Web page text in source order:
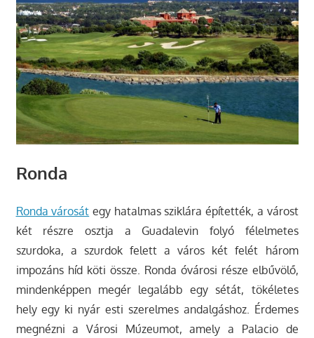
Ronda
Ronda városát egy hatalmas sziklára építették, a várost
két részre osztja a Guadalevin folyó félelmetes
szurdoka, a szurdok felett a város két felét három
impozáns híd köti össze. Ronda óvárosi része elbűvölő,
mindenképpen megér legalább egy sétát, tökéletes
hely egy ki nyár esti szerelmes andalgáshoz. Érdemes
megnézni a Városi Múzeumot, amely a Palacio de